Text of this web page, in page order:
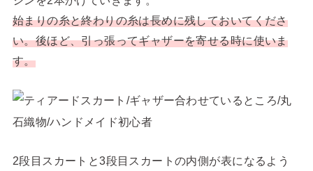
始まりの糸と終わりの糸は長めに残しておいてくださ
い。後ほど、引っ張ってギャザーを寄せる時に使いま
す。
2段目スカートと3段目スカートの内側が表になるよう